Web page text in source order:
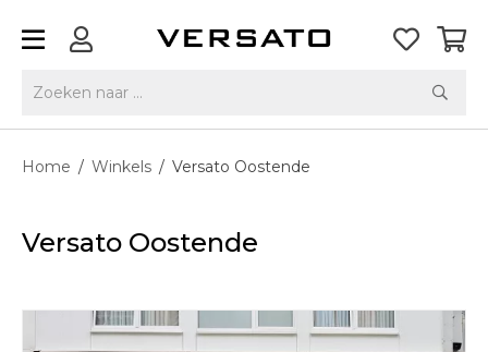
Home / Winkels / Versato Oostende
Versato Oostende